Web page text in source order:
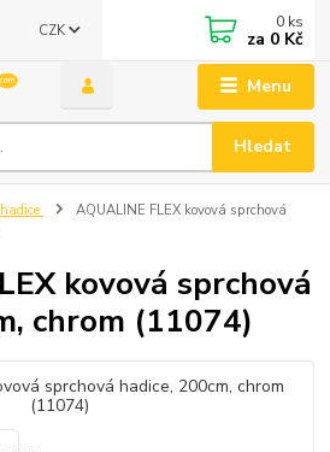
Menu
CZK
Hledat
0 ks
za 0 Kč
AQUALINE FLEX kovová sprchová
kovová sprchová
chrom (11074)